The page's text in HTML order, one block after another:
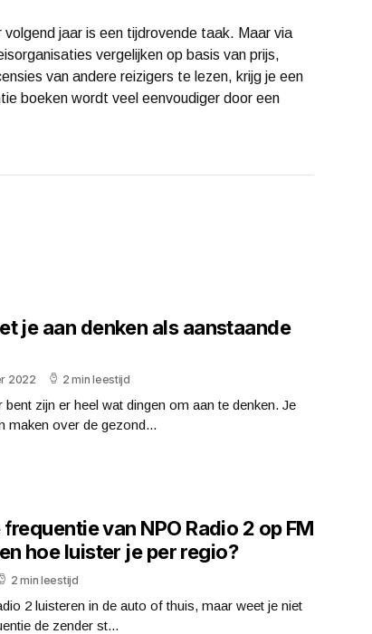
jaar is een tijdrovende taak. Maar via
vergelijken op basis van prijs,
van andere reizigers te lezen, krijg je een
boeken wordt veel eenvoudiger door een
je aan denken als aanstaande
2022 2 min leestijd
bent zijn er heel wat dingen om aan te denken. Je
maken over de gezond...
van NPO Radio 2 op FM
hoe luister je per regio?
2 min leestijd
2 luisteren in de auto of thuis, maar weet je niet
de zender st...